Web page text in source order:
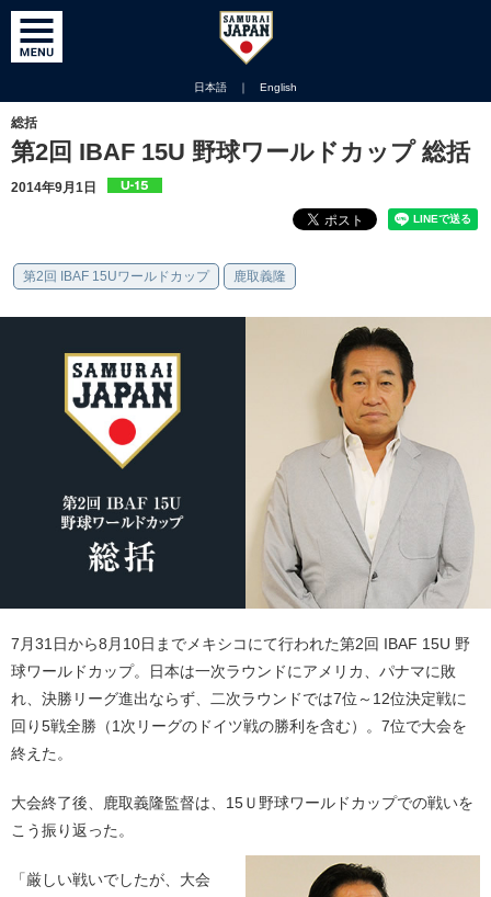
日本語 ｜ English
総括
第2回 IBAF 15U 野球ワールドカップ 総括
2014年9月1日
第2回 IBAF 15Uワールドカップ 鹿取義隆
7月31日から8月10日までメキシコにて行われた第2回 IBAF 15U 野
球ワールドカップ。日本は一次ラウンドにアメリカ、パナマに敗
れ、決勝リーグ進出ならず、二次ラウンドでは7位～12位決定戦に
回り5戦全勝（1次リーグのドイツ戦の勝利を含む）。7位で大会を
終えた。
大会終了後、鹿取義隆監督は、15Ｕ野球ワールドカップでの戦いを
こう振り返った。
「厳しい戦いでしたが、大会